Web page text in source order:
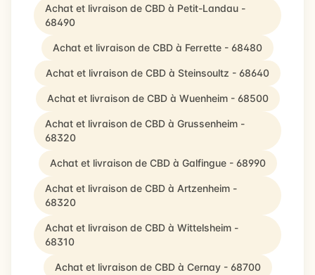
Achat et livraison de CBD à Petit-Landau -
68490
Achat et livraison de CBD à Ferrette - 68480
Achat et livraison de CBD à Steinsoultz - 68640
Achat et livraison de CBD à Wuenheim - 68500
Achat et livraison de CBD à Grussenheim -
68320
Achat et livraison de CBD à Galfingue - 68990
Achat et livraison de CBD à Artzenheim -
68320
Achat et livraison de CBD à Wittelsheim -
68310
Achat et livraison de CBD à Cernay - 68700